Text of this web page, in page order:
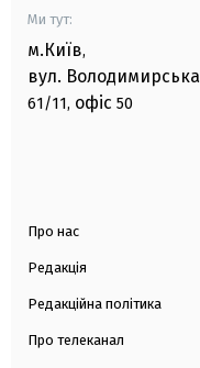
Ми тут:
м.Київ,
вул. Володимирська
61/11, офіс 50
Про нас
Редакція
Редакційна політика
Про телеканал